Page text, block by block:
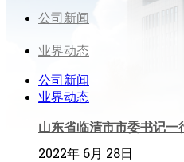
公司新闻
业界动态
公司新闻
业界动态
山东省临清市市委书记
2022年 6月 28日